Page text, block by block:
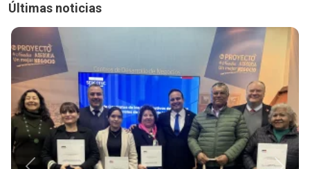
Últimas noticias